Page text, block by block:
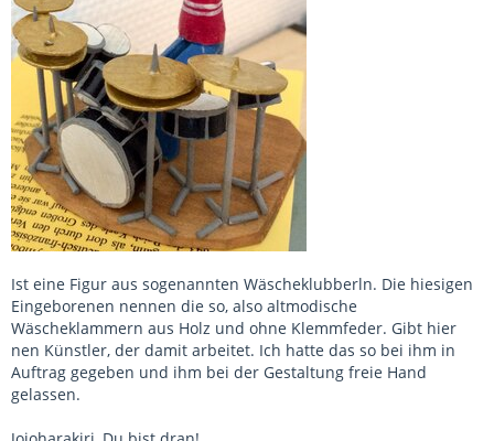
Ist eine Figur aus sogenannten Wäscheklubberln. Die hiesigen
Eingeborenen nennen die so, also altmodische
Wäscheklammern aus Holz und ohne Klemmfeder. Gibt hier
nen Künstler, der damit arbeitet. Ich hatte das so bei ihm in
Auftrag gegeben und ihm bei der Gestaltung freie Hand
gelassen.